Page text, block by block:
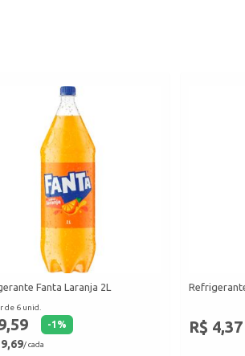
Fanta Laranja 2L
de 6 unid.
-1 %
/ cada
R$ 4,37